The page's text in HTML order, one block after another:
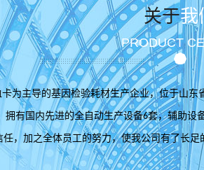
关于我
PRODUCT
卡为主导的基因检验耗材生产企业，位于山
拥有国内先进的全自动生产设备6套，辅助设
，加之全体员工的努力，使我公司有了长足